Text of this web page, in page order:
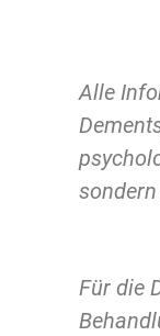
Alle
Für die